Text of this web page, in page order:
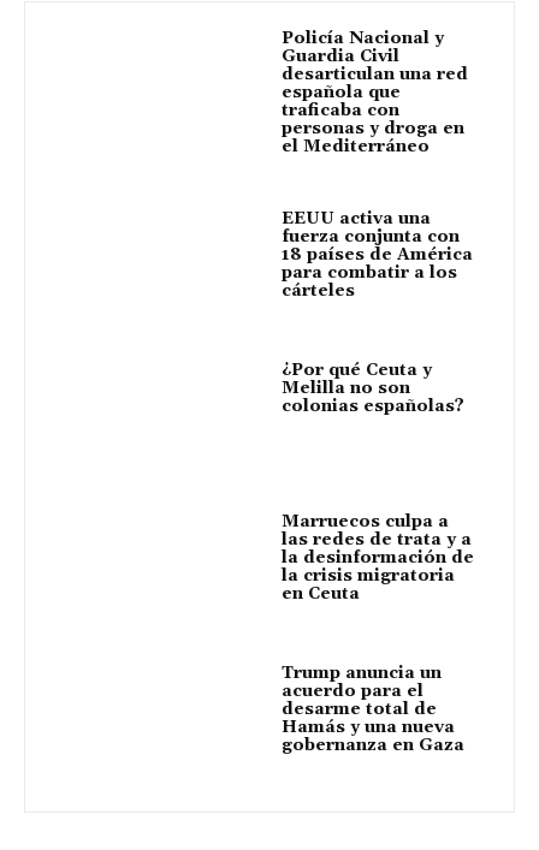
Policía Nacional y
Guardia Civil
desarticulan una red
española que
traficaba con
personas y droga en
el Mediterráneo
EEUU activa una
fuerza conjunta con
18 países de América
para combatir a los
cárteles
¿Por qué Ceuta y
Melilla no son
colonias españolas?
Marruecos culpa a
las redes de trata y a
la desinformación de
la crisis migratoria
en Ceuta
Trump anuncia un
acuerdo para el
desarme total de
Hamás y una nueva
gobernanza en Gaza